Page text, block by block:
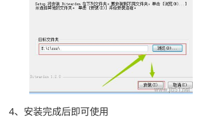
4、安装完成后即可使用